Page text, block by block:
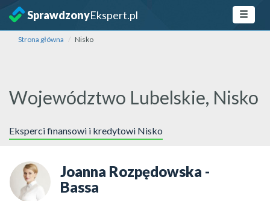
SprawdzonyEkspert.pl
Strona główna Nisko
Województwo Lubelskie, Nisko
Eksperci finansowi i kredytowi Nisko
Joanna Rozpędowska -
Bassa